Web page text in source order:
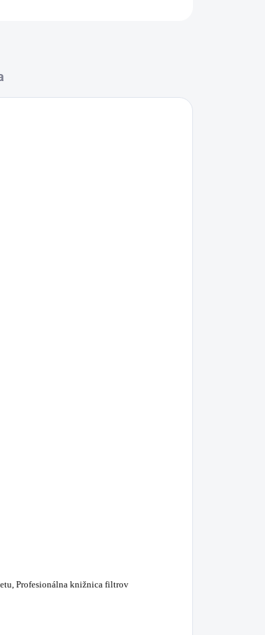
Profesionálna knižnica filtrov